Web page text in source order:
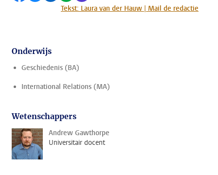
Tekst: Laura van der Hauw | Mail de redactie
Onderwijs
Geschiedenis (BA)
International Relations (MA)
Wetenschappers
Andrew Gawthorpe
Universitair docent